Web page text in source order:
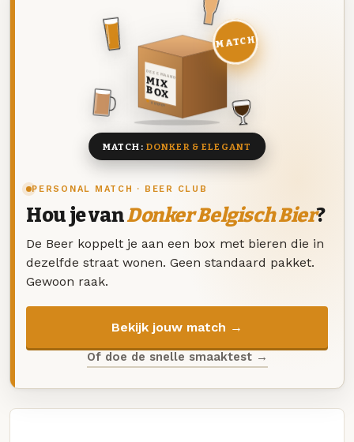
PERSONAL MATCH · BEER CLUB
Hou je vanDonker Belgisch Bier?
De Beer koppelt je aan een box met bieren die in
dezelfde straat wonen. Geen standaard pakket.
Gewoon raak.
Bekijk jouw match →
Of doe de snelle smaaktest →
DEZE MAAND
MIX
BOX
8 BIEREN
MATCH
MATCH: DONKER & ELEGANT